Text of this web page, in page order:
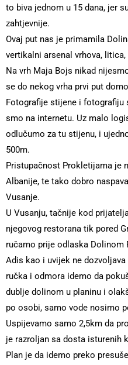
to biva jednom u 15 dana, jer
zahtjevnije.
Ovaj put nas je primamila
vertikalni arsenal vrhova,
Na vrh Maja Bojs nikad
se do nekog vrha prvi put
Fotografije stijene i fotografiju
smo na internetu. Uz malo
odlučumo za tu stijenu, i
500m.
Pristupačnost Prokletijama je
Albanije, te tako dobro
Vusanje.
U Vusanju, tačnije kod
njegovog restorana tik pored
ručamo prije odlaska Dolinom
Adis kao i uvijek ne
ručka i odmora idemo da
dublje dolinom u planinu i
po osobi, samo vode nosimo
Uspijevamo samo 2,5km da
je razroljan sa dosta isturenih
Plan je da idemo preko